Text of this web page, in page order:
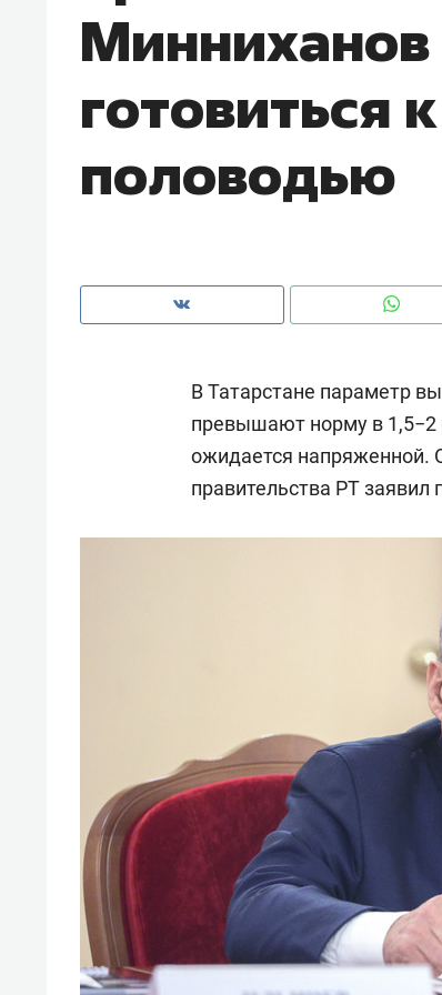
Минниханов
готовиться
половодью
В Татарстане параметр
превышают норму в 1,5−2
ожидается напряженной.
правительства РТ заявил
чем интересен Оман?
Рекомендуем
Оставить шум за волной: как
строят тишину в казанском
ЖК «Заря»